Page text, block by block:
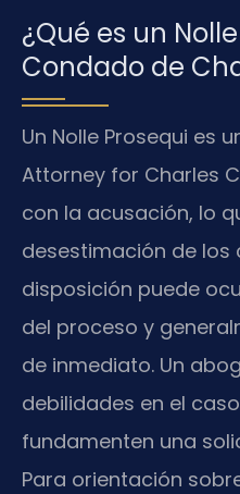
¿Qué es un
Condado de
Un Nolle Prosequi es
Attorney for Charles
con la acusación, lo
desestimación de los
disposición puede
del proceso y
de inmediato. Un
debilidades en el
fundamenten una
Para orientación